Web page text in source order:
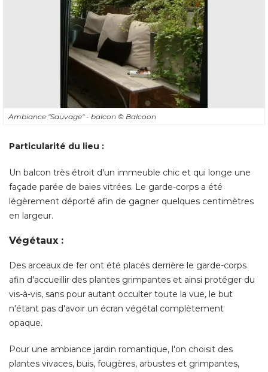
Ambiance "Sauvage" - balcon © Balcoon
Particularité du lieu :
Un balcon très étroit d'un immeuble chic et qui longe une
façade parée de baies vitrées. Le garde-corps a été
légèrement déporté afin de gagner quelques centimètres
en largeur.
Végétaux :
Des arceaux de fer ont été placés derrière le garde-corps
afin d'accueillir des plantes grimpantes et ainsi protéger du
vis-à-vis, sans pour autant occulter toute la vue, le but
n'étant pas d'avoir un écran végétal complètement
opaque.
Pour une ambiance jardin romantique, l'on choisit des
plantes vivaces, buis, fougères, arbustes et grimpantes,